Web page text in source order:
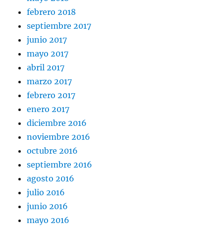
febrero 2018
septiembre 2017
junio 2017
mayo 2017
abril 2017
marzo 2017
febrero 2017
enero 2017
diciembre 2016
noviembre 2016
octubre 2016
septiembre 2016
agosto 2016
julio 2016
junio 2016
mayo 2016